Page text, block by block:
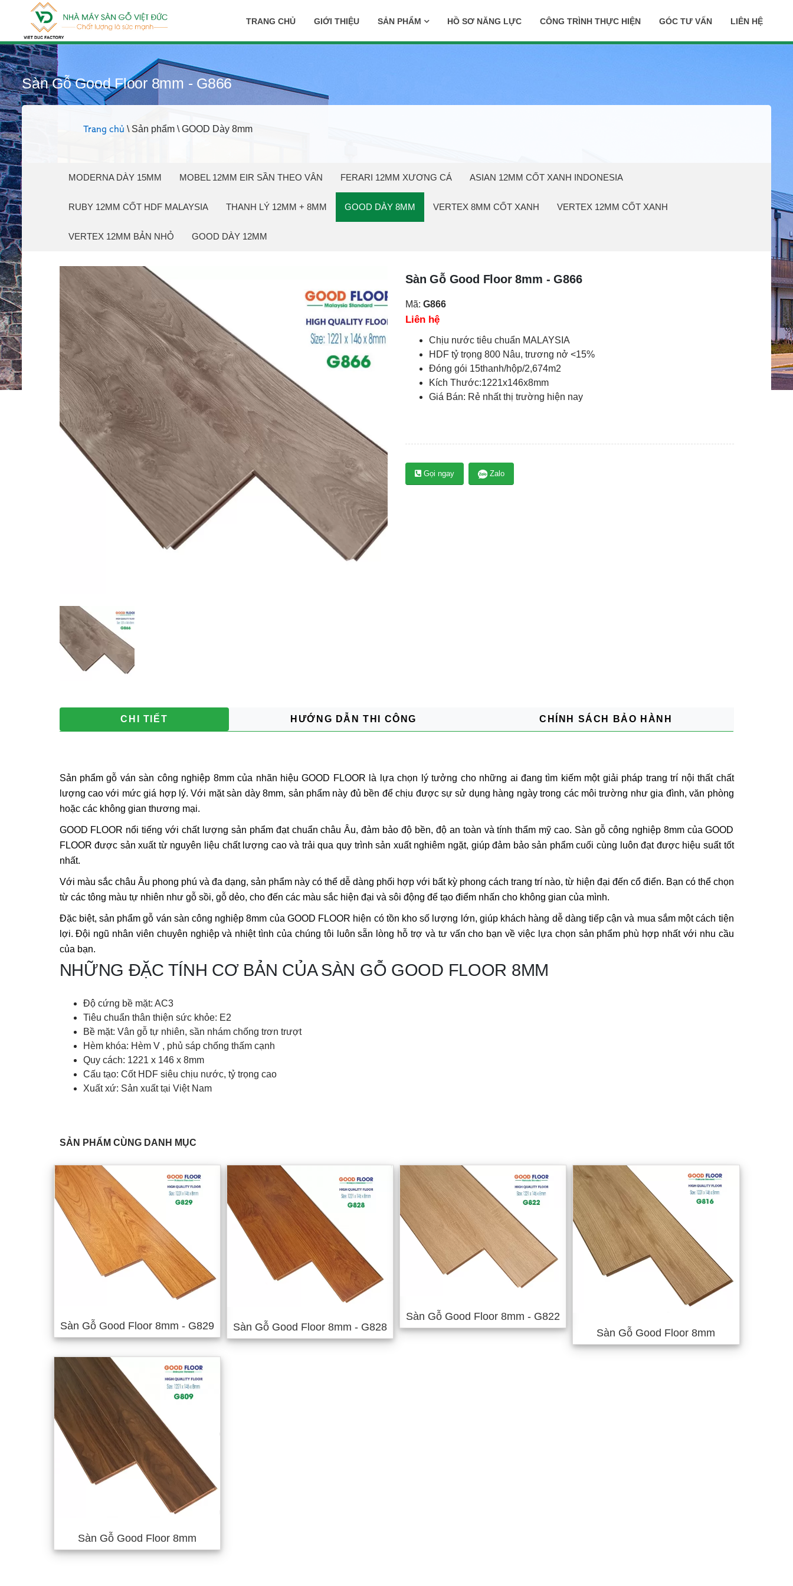
TRANG CHỦ GIỚI THIỆU SẢN PHẨM HỒ SƠ NĂNG LỰC CÔNG TRÌNH THỰC HIỆN GÓC TƯ VẤN LIÊN HỆ
Sàn Gỗ Good Floor 8mm - G866
Trang chủ \ Sản phẩm \ GOOD Dày 8mm
MODERNA DÀY 15MM MOBEL 12MM EIR SẦN THEO VÂN FERARI 12MM XƯƠNG CÁ ASIAN 12MM CỐT XANH INDONESIA
RUBY 12MM CỐT HDF MALAYSIA THANH LÝ 12MM + 8MM GOOD DÀY 8MM VERTEX 8MM CỐT XANH VERTEX 12MM CỐT XANH
VERTEX 12MM BẢN NHỎ GOOD DÀY 12MM
Sàn Gỗ Good Floor 8mm - G866
Mã: G866
Liên hệ
Chịu nước tiêu chuẩn MALAYSIA
HDF tỷ trọng 800 Nâu, trương nở <15%
Đóng gói 15thanh/hộp/2,674m2
Kích Thước:1221x146x8mm
Giá Bán: Rẻ nhất thị trường hiện nay
Gọi ngay Zalo
CHI TIẾT HƯỚNG DẪN THI CÔNG CHÍNH SÁCH BẢO HÀNH
Sản phẩm gỗ ván sàn công nghiệp 8mm của nhãn hiệu GOOD FLOOR là lựa chọn lý tưởng cho những ai đang tìm kiếm một giải pháp trang trí nội thất chất
lượng cao với mức giá hợp lý. Với mặt sàn dày 8mm, sản phẩm này đủ bền để chịu được sự sử dụng hàng ngày trong các môi trường như gia đình, văn phòng
hoặc các không gian thương mại.
GOOD FLOOR nổi tiếng với chất lượng sản phẩm đạt chuẩn châu Âu, đảm bảo độ bền, độ an toàn và tính thẩm mỹ cao. Sàn gỗ công nghiệp 8mm của GOOD
FLOOR được sản xuất từ nguyên liệu chất lượng cao và trải qua quy trình sản xuất nghiêm ngặt, giúp đảm bảo sản phẩm cuối cùng luôn đạt được hiệu suất tốt
nhất.
Với màu sắc châu Âu phong phú và đa dạng, sản phẩm này có thể dễ dàng phối hợp với bất kỳ phong cách trang trí nào, từ hiện đại đến cổ điển. Bạn có thể chọn
từ các tông màu tự nhiên như gỗ sồi, gỗ dẻo, cho đến các màu sắc hiện đại và sôi động để tạo điểm nhấn cho không gian của mình.
Đặc biệt, sản phẩm gỗ ván sàn công nghiệp 8mm của GOOD FLOOR hiện có tồn kho số lượng lớn, giúp khách hàng dễ dàng tiếp cận và mua sắm một cách tiện
lợi. Đội ngũ nhân viên chuyên nghiệp và nhiệt tình của chúng tôi luôn sẵn lòng hỗ trợ và tư vấn cho bạn về việc lựa chọn sản phẩm phù hợp nhất với nhu cầu
của bạn.
NHỮNG ĐẶC TÍNH CƠ BẢN CỦA SÀN GỖ GOOD FLOOR 8MM
Độ cứng bề mặt: AC3
Tiêu chuẩn thân thiện sức khỏe: E2
Bề mặt: Vân gỗ tự nhiên, sần nhám chống trơn trượt
Hèm khóa: Hèm V , phủ sáp chống thấm cạnh
Quy cách: 1221 x 146 x 8mm
Cấu tạo: Cốt HDF siêu chịu nước, tỷ trọng cao
Xuất xứ: Sản xuất tại Việt Nam
SẢN PHẨM CÙNG DANH MỤC
Sàn Gỗ Good Floor 8mm - G829 Sàn Gỗ Good Floor 8mm - G828
Sàn Gỗ Good Floor 8mm - G822
Sàn Gỗ Good Floor 8mm
Sàn Gỗ Good Floor 8mm